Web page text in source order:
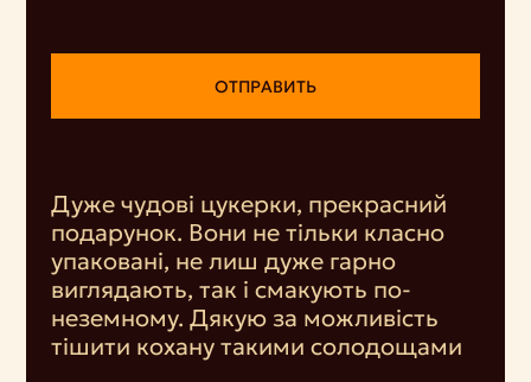
Дуже чудові цукерки, прекрасний
подарунок. Вони не тільки класно
упаковані, не лиш дуже гарно
виглядають, так і смакують по-
неземному. Дякую за можливість
тішити кохану такими солодощами
ОТПРАВИТЬ